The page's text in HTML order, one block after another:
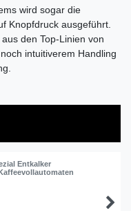
wird sogar die
Knopfdruck ausgeführt.
den Top-Linien von
intuitiverem Handling
Entkalker